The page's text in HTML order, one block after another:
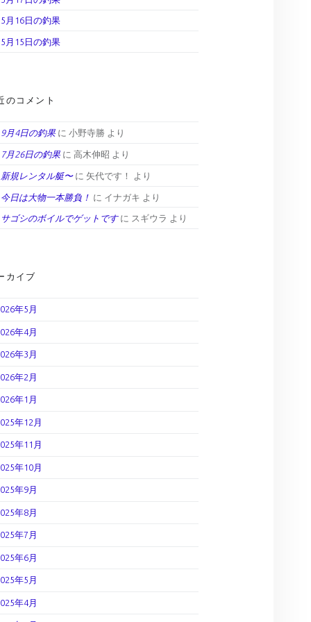
5月16日の釣果
5月15日の釣果
のコメント
9月4日の釣果に 小野寺勝 より
7月26日の釣果に 高木伸昭 より
新規レンタル艇〜に 矢代です！ より
今日は大物一本勝負！ に イナガキ より
サゴシのボイルでゲットですに スギウラ より
カイブ
年5月
年4月
年3月
年2月
年1月
年12月
年11月
年10月
年9月
年8月
年7月
年6月
年5月
年4月